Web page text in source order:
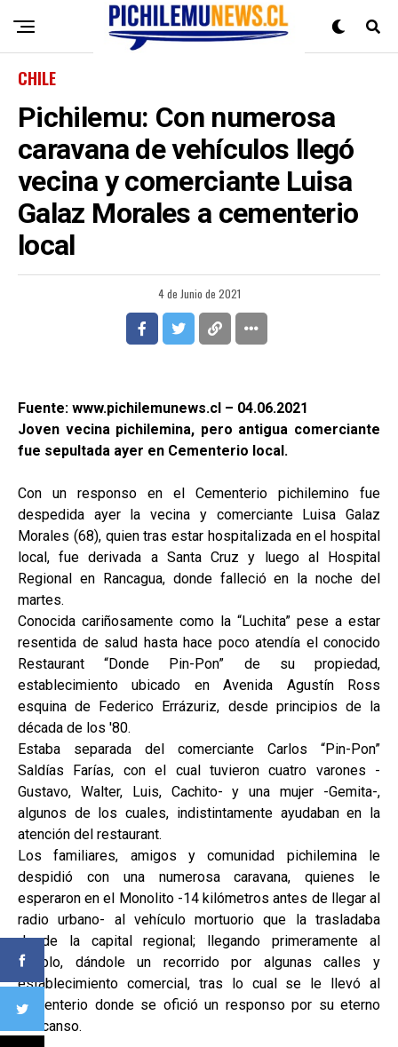
CHILE
Pichilemu: Con numerosa
caravana de vehículos llegó
vecina y comerciante Luisa
Galaz Morales a cementerio
local
4 de Junio de 2021
Fuente: www.pichilemunews.cl – 04.06.2021
Joven vecina pichilemina, pero antigua comerciante
fue sepultada ayer en Cementerio local.
Con un responso en el Cementerio pichilemino fue
despedida ayer la vecina y comerciante Luisa Galaz
Morales (68), quien tras estar hospitalizada en el hospital
local, fue derivada a Santa Cruz y luego al Hospital
Regional en Rancagua, donde falleció en la noche del
martes.
Conocida cariñosamente como la “Luchita” pese a estar
resentida de salud hasta hace poco atendía el conocido
Restaurant “Donde Pin-Pon” de su propiedad,
establecimiento ubicado en Avenida Agustín Ross
esquina de Federico Errázuriz, desde principios de la
década de los '80.
Estaba separada del comerciante Carlos “Pin-Pon”
Saldías Farías, con el cual tuvieron cuatro varones -
Gustavo, Walter, Luis, Cachito- y una mujer -Gemita-,
algunos de los cuales, indistintamente ayudaban en la
atención del restaurant.
Los familiares, amigos y comunidad pichilemina le
despidió con una numerosa caravana, quienes le
esperaron en el Monolito -14 kilómetros antes de llegar al
radio urbano- al vehículo mortuorio que la trasladaba
desde la capital regional; llegando primeramente al
pueblo, dándole un recorrido por algunas calles y
establecimiento comercial, tras lo cual se le llevó al
cementerio donde se ofició un responso por su eterno
descanso.